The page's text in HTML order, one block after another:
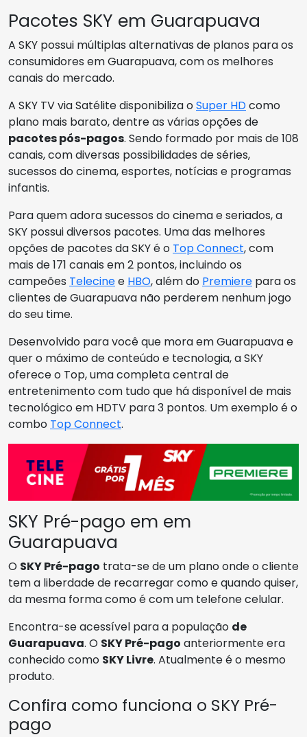
Pacotes SKY em Guarapuava
A SKY possui múltiplas alternativas de planos para os
consumidores em Guarapuava, com os melhores
canais do mercado.
A SKY TV via Satélite disponibiliza oSuper HDcomo
plano mais barato, dentre as várias opções de
pacotes pós-pagos. Sendo formado por mais de 108
canais, com diversas possibilidades de séries,
sucessos do cinema, esportes, notícias e programas
infantis.
Para quem adora sucessos do cinema e seriados, a
SKY possui diversos pacotes. Uma das melhores
opções de pacotes da SKY é o Top Connect, com
mais de 171 canais em 2 pontos, incluindo os
campeões Telecinee HBO, além do Premiere para os
clientes de Guarapuava não perderem nenhum jogo
do seu time.
Desenvolvido para você que mora em Guarapuava e
quer o máximo de conteúdo e tecnologia, a SKY
oferece o Top, uma completa central de
entretenimento com tudo que há disponível de mais
tecnológico em HDTV para 3 pontos. Um exemplo é o
combo Top Connect.
SKY Pré-pago em em
Guarapuava
O SKY Pré-pago trata-se de um plano onde o cliente
tem a liberdade de recarregar como e quando quiser,
da mesma forma como é com um telefone celular.
Encontra-se acessível para a população de
Guarapuava. O SKY Pré-pago anteriormente era
conhecido como SKY Livre. Atualmente é o mesmo
produto.
Confira como funciona o SKY Pré-
pago